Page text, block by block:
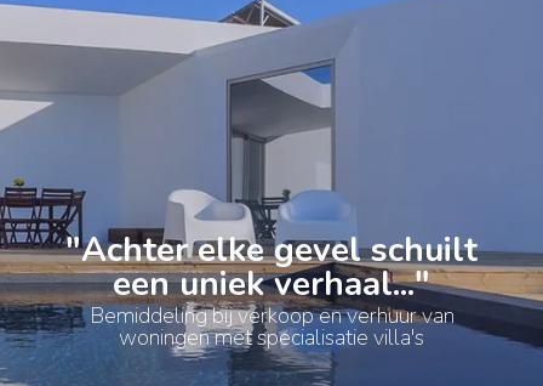
"Achter elke gevel schuilt
een uniek verhaal..."
Bemiddeling bij verkoop en verhuur van
woningen met specialisatie villa's